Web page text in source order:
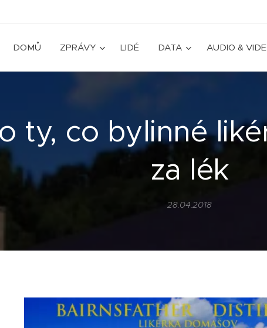
DOMŮ ZPRÁVY LIDÉ DATA AUDIO &
ty, co bylinné
za lék
28.04.2018